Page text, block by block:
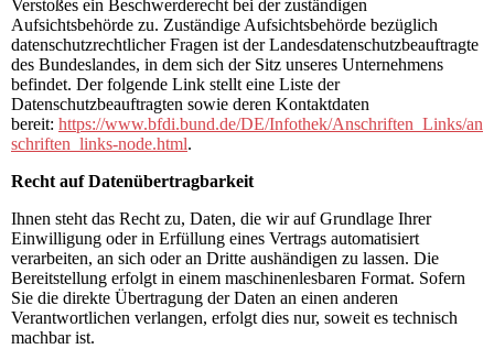
Verstoßes ein Beschwerderecht bei der zuständigen
Aufsichtsbehörde zu. Zuständige Aufsichtsbehörde bezüglich
datenschutzrechtlicher Fragen ist der Landesdatenschutzbeauftragte
des Bundeslandes, in dem sich der Sitz unseres Unternehmens
befindet. Der folgende Link stellt eine Liste der
Datenschutzbeauftragten sowie deren Kontaktdaten
bereit: https://www.bfdi.bund.de/DE/Infothek/Anschriften_Links/an
schriften_links-node.html.
Recht auf Datenübertragbarkeit
Ihnen steht das Recht zu, Daten, die wir auf Grundlage Ihrer
Einwilligung oder in Erfüllung eines Vertrags automatisiert
verarbeiten, an sich oder an Dritte aushändigen zu lassen. Die
Bereitstellung erfolgt in einem maschinenlesbaren Format. Sofern
Sie die direkte Übertragung der Daten an einen anderen
Verantwortlichen verlangen, erfolgt dies nur, soweit es technisch
machbar ist.